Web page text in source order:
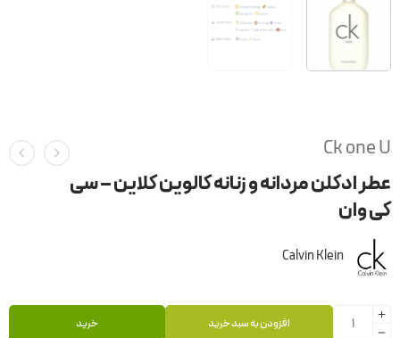
Ck one U
عطر ادکلن مردانه و زنانه کالوین کلاین – سی
کی وان
Calvin Klein
افزودن به سبد خرید خرید